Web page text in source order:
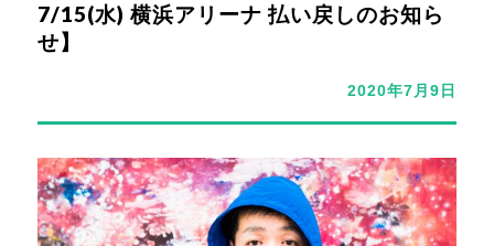
7/15(水) 横浜アリーナ 払い戻しのお知ら
せ】
2020年7月9日